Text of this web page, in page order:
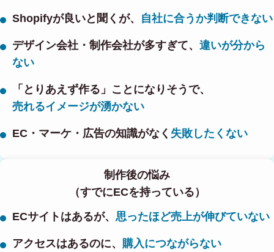
Shopifyが良いと聞くが、 自社に合うか判断できない
デザイン会社・制作会社が多すぎて、 違いが分から
ない
「とりあえず作る」ことになりそうで、
売れるイメージが湧かない
EC・マーケ・広告の知識がなく 失敗したくない
制作後の悩み
（すでにECを持っている）
ECサイトはあるが、 思ったほど売上が伸びていない
アクセスはあるのに、 購入につながらない